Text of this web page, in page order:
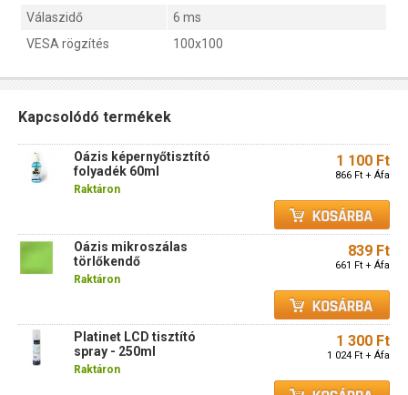
Válaszidő
6 ms
VESA rögzítés
100x100
Kapcsolódó termékek
Oázis képernyőtisztító
folyadék 60ml
Raktáron
1 100 Ft
866 Ft + Áfa
Oázis mikroszálas
törlőkendő
Raktáron
839 Ft
661 Ft + Áfa
Platinet LCD tisztító
spray - 250ml
Raktáron
1 300 Ft
1 024 Ft + Áfa